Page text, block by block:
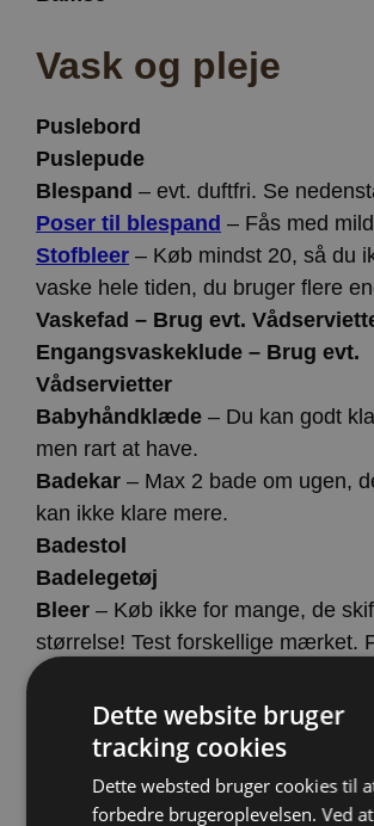
Vask og pleje
Puslebord
Puslepude
Blespand – evt. duftfri. Se
Poser til blespand – Fås med
Stofbleer – Køb mindst 20, så du
vaske hele tiden, du bruger flere
Vaskefad – Brug evt.
Engangsvaskeklude – Brug evt.
Vådservietter
Babyhåndklæde – Du kan godt
men rart at have.
Badekar – Max 2 bade om ugen,
kan ikke klare mere.
Badestol
Badelegetøj
Bleer – Køb ikke for mange, de
størrelse! Test forskellige mærket.
prøvepakker.
Babyolie
Sikkerhedsvatpinde– Når du skal
Babybørste/Tættekam
– Kan
Dette website bruger
tracking cookies
Dette websted bruger cookies til
forbedre brugeroplevelsen. Ved